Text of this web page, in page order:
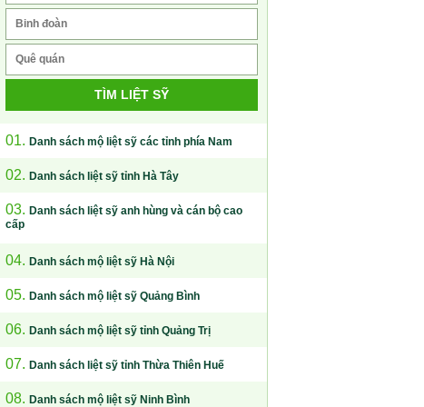
TÌM LIỆT SỸ
01. Danh sách mộ liệt sỹ các tỉnh phía Nam
02. Danh sách liệt sỹ tỉnh Hà Tây
03. Danh sách liệt sỹ anh hùng và cán bộ cao
cấp
04. Danh sách mộ liệt sỹ Hà Nội
05. Danh sách mộ liệt sỹ Quảng Bình
06. Danh sách mộ liệt sỹ tỉnh Quảng Trị
07. Danh sách liệt sỹ tỉnh Thừa Thiên Huế
08. Danh sách mộ liệt sỹ Ninh Bình